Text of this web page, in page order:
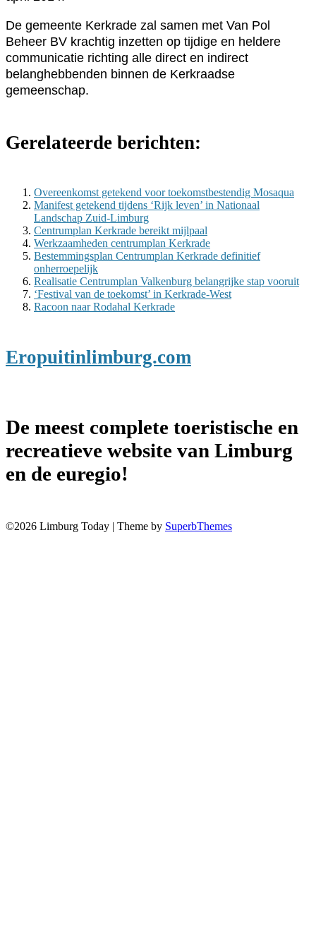
De gemeente Kerkrade zal samen met Van Pol
Beheer BV krachtig inzetten op tijdige en heldere
communicatie richting alle direct en indirect
belanghebbenden binnen de Kerkraadse
gemeenschap.
Gerelateerde berichten:
Overeenkomst getekend voor toekomstbestendig Mosaqua
Manifest getekend tijdens ‘Rijk leven’ in Nationaal
Landschap Zuid-Limburg
Centrumplan Kerkrade bereikt mijlpaal
Werkzaamheden centrumplan Kerkrade
Bestemmingsplan Centrumplan Kerkrade definitief
onherroepelijk
Realisatie Centrumplan Valkenburg belangrijke stap vooruit
‘Festival van de toekomst’ in Kerkrade-West
Racoon naar Rodahal Kerkrade
Eropuitinlimburg.com
De meest complete toeristische en
recreatieve website van Limburg
en de euregio!
©2026 Limburg Today | Theme by SuperbThemes